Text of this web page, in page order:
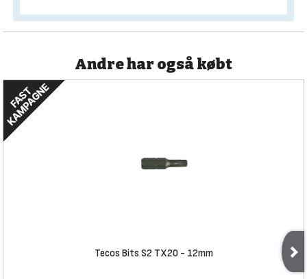
Andre har også købt
Tecos Bits S2 TX20 - 12mm